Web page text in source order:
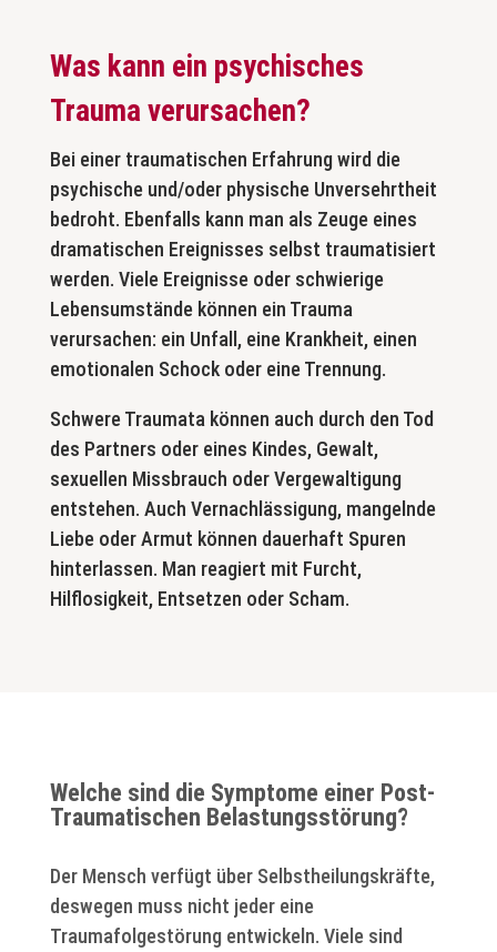
Was kann ein psychisches
Trauma verursachen?
Bei einer traumatischen Erfahrung wird die
psychische und/oder physische Unversehrtheit
bedroht. Ebenfalls kann man als Zeuge eines
dramatischen Ereignisses selbst traumatisiert
werden. Viele Ereignisse oder schwierige
Lebensumstände können ein Trauma
verursachen: ein Unfall, eine Krankheit, einen
emotionalen Schock oder eine Trennung.
Schwere Traumata können auch durch den Tod
des Partners oder eines Kindes, Gewalt,
sexuellen Missbrauch oder Vergewaltigung
entstehen. Auch Vernachlässigung, mangelnde
Liebe oder Armut können dauerhaft Spuren
hinterlassen. Man reagiert mit Furcht,
Hilflosigkeit, Entsetzen oder Scham.
Welche sind die Symptome einer Post-
Traumatischen Belastungsstörung?
Der Mensch verfügt über Selbstheilungskräfte,
deswegen muss nicht jeder eine
Traumafolgestörung entwickeln. Viele sind